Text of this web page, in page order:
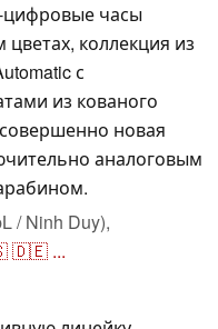
цифровые часы
коллекция из
с
из кованого
новая
аналоговым
/ Ninh Duy),
🇩🇪 ...